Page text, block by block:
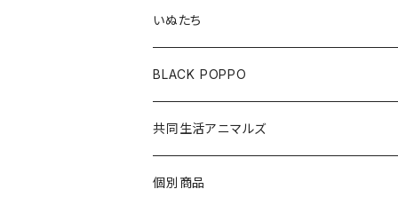
布製コースター
ハチワレ
みけねこ
アクリルクリップスタンド
アクリルクリップ
アクリルボールチェーン
いぬたち
布製コースター
アクリルボールチェーン
ポストカード
BLACK POPPO
ポストカード
A5クリアファイル
共同生活アニマルズ
クッションキーホルダー
個別商品